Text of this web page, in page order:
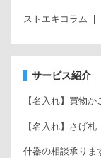
ストエキコラム
サービス紹介
【名入れ】買物か
【名入れ】さげ札
什器の相談承りま